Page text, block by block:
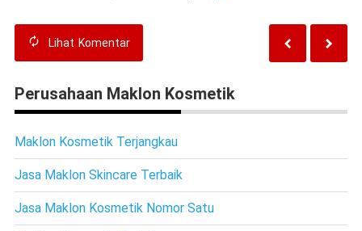
Lihat Komentar
Perusahaan Maklon Kosmetik
Maklon Kosmetik Terjangkau
Jasa Maklon Skincare Terbaik
Jasa Maklon Kosmetik Nomor Satu